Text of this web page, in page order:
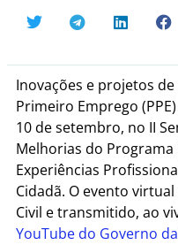
Inovações e projetos
Primeiro Emprego
10 de setembro, no II
Melhorias do
Experiências
Cidadã. O evento
Civil e transmitido, ao
YouTube do Governo